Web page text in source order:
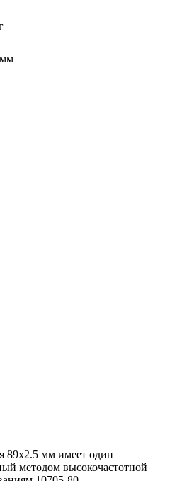
89х2.5 мм имеет один
методом высокочастотной